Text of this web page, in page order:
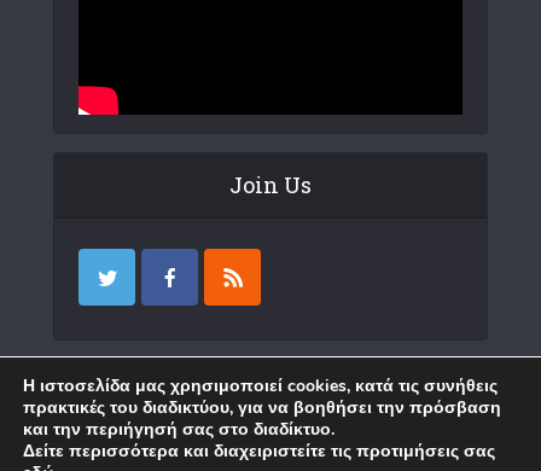
Join Us
Επικοινωνία
Η ιστοσελίδα μας χρησιμοποιεί cookies, κατά τις συνήθεις
πρακτικές του διαδικτύου, για να βοηθήσει την πρόσβαση
και την περιήγησή σας στο διαδίκτυο.
Δείτε περισσότερα και διαχειριστείτε τις προτιμήσεις σας